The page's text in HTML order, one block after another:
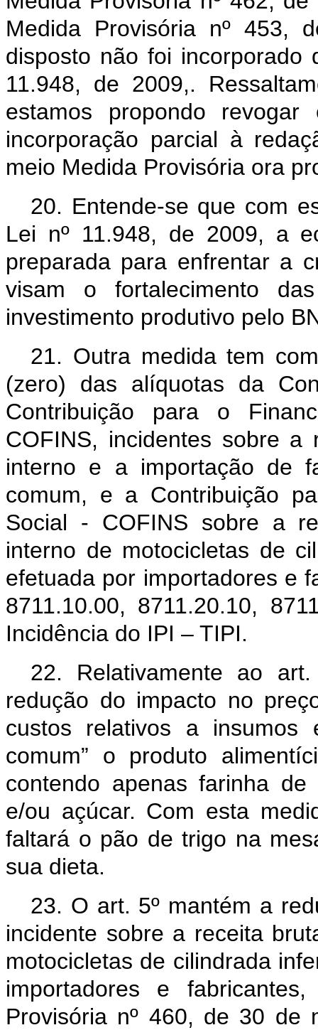
Medida Provisória nº 453,
disposto não foi incorporado
11.948, de 2009,.
estamos propondo revogar
incorporação parcial à
meio Medida Provisória ora
20. Entende-se que com
Lei nº 11.948, de 2009, a
preparada para enfrentar a
visam o fortalecimento
investimento produtivo pelo
21. Outra medida tem
(zero) das alíquotas da
Contribuição para o
COFINS, incidentes sobre
interno e a importação de
comum, e a Contribuição
Social - COFINS sobre a
interno de motocicletas de
efetuada por importadores e
8711.10.00, 8711.20.10,
Incidência do IPI – TIPI.
22. Relativamente ao
redução do impacto no
custos relativos a insumos
comum” o produto
contendo apenas farinha
e/ou açúcar. Com esta
faltará o pão de trigo na
sua dieta.
23. O art. 5º mantém a
incidente sobre a receita
motocicletas de cilindrada
importadores e
Provisória nº 460, de 30 de